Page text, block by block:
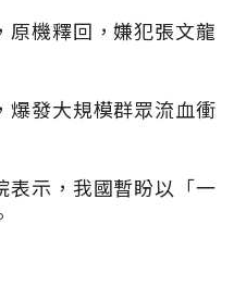
機釋回，嫌犯張文龍
發大規模群眾流血衝
示，我國暫盼以「一